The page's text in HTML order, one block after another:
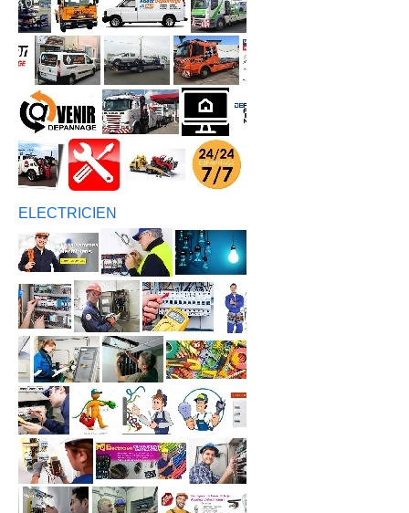
ELECTRICIEN